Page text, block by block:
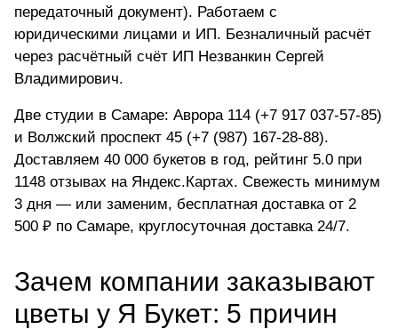
передаточный документ). Работаем с
юридическими лицами и ИП. Безналичный расчёт
через расчётный счёт ИП Незванкин Сергей
Владимирович.
Две студии в Самаре: Аврора 114 (+7 917 037-57-85)
и Волжский проспект 45 (+7 (987) 167-28-88).
Доставляем 40 000 букетов в год, рейтинг 5.0 при
1148 отзывах на Яндекс.Картах. Свежесть минимум
3 дня — или заменим, бесплатная доставка от 2
500 ₽ по Самаре, круглосуточная доставка 24/7.
Зачем компании заказывают
цветы у Я Букет: 5 причин